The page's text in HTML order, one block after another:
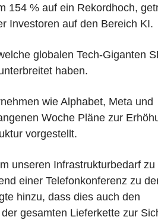
154 % auf ein Rekordhoch,
Investoren auf den Bereich KI.
globalen Tech-Giganten
haben.
wie Alphabet, Meta und
Woche Pläne zur
vorgestellt.
unseren Infrastrukturbedarf zu
einer Telefonkonferenz zu
hinzu, dass dies auch den
gesamten Lieferkette zur